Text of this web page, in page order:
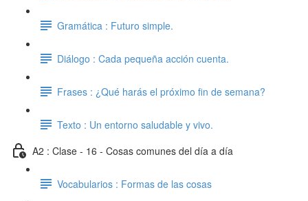
Gramática : Futuro simple.
Diálogo : Cada pequeña acción cuenta.
Frases : ¿Qué harás el próximo fin de semana?
Texto : Un entorno saludable y vivo.
A2 : Clase - 16 - Cosas comunes del día a día
Vocabularios : Formas de las cosas